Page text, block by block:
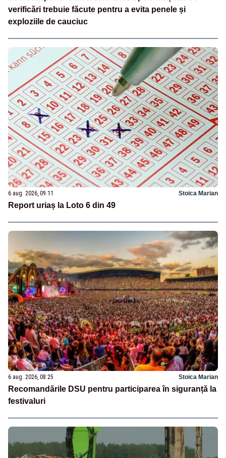
verificări trebuie făcute pentru a evita penele și
exploziile de cauciuc
6 aug. 2026, 09:11 Stoica Marian
Report uriaș la Loto 6 din 49
6 aug. 2026, 08:25 Stoica Marian
Recomandările DSU pentru participarea în siguranță la
festivaluri